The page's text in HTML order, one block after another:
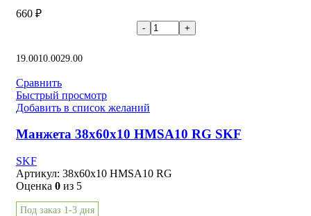
660 ₽
19.0010.0029.00
Сравнить
Быстрый просмотр
Добавить в список желаний
Манжета 38x60x10 HMSA10 RG SKF
SKF
Артикул: 38x60x10 HMSA10 RG
Оценка 0 из 5
Под заказ 1-3 дня